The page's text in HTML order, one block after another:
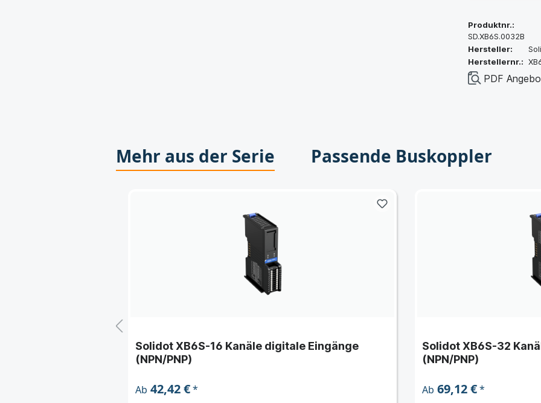
Produktnr.:
SD.XB6S.0032B
Hersteller:
Herstellernr.:
PDF
Mehr aus der Serie Passende Buskoppler
Solidot XB6S-16 Kanäle digitale Eingänge
(NPN/PNP)
Ab 42,42 €*
Solidot XB6S-32
(NPN/PNP)
Ab 69,12 €*